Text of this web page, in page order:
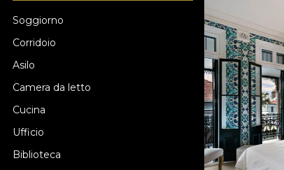
Soggiorno
Corridoio
Asilo
Camera da letto
Cucina
Ufficio
Biblioteca